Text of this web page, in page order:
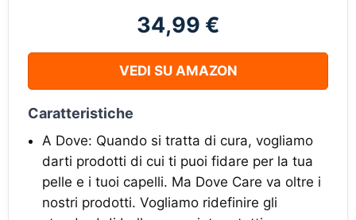
34,99 €
VEDI SU AMAZON
Caratteristiche
A Dove: Quando si tratta di cura, vogliamo
darti prodotti di cui ti puoi fidare per la tua
pelle e i tuoi capelli. Ma Dove Care va oltre i
nostri prodotti. Vogliamo ridefinire gli